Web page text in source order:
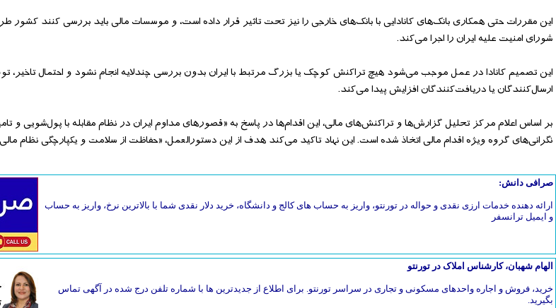
این مقررات حتی همکاری بانک‌های کانادایی با بانک‌های خارجی را نیز تحت‌ تاثیر قرار داده است، و موسسات مالی باید بررسی کنند
شورای امنیت علیه ایران را اجرا می‌کند.
این تصمیم کانادا در عمل موجب می‌شود هیچ تراکنش کوچک یا بزرگ مرتبط با ایران بدون بررسی چندلایه انجام نشود و احتمال
ارسال‌کنندگان یا دریافت‌کنندگان افزایش پیدا می‌کند.
بر اساس اعلام مرکز تحلیل گزارش‌ها و تراکنش‌های مالی، این اقدام‌ها در پاسخ به «قصورهای مداوم ایران در نظام مقابله با پول‌شویی و
نگرانی‌های گروه ویژه اقدام مالی اتخاذ شده است. این نهاد تاکید می‌کند هدف از این دستورالعمل، «حفاظت از سلامت و یکپارچگی نظام
صرافی دانش:
ارائه دهنده خدمات ارزی نقدی و حواله در تورنتو، واریز به حساب های کالج و دانشگاه، خرید دلار نقدی شما با بالاترین نرخ، واریز به حساب
و ایمیل ترانسفر
الهام شهبان، کارشناس املاک در تورنتو
خرید، فروش و اجاره واحدهای مسکونی و تجاری در سراسر تورنتو. برای اطلاع از جدیدترین ها با شماره تلفن درج شده در آگهی تماس
بگیرید.